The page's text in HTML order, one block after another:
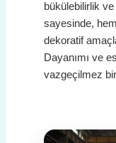
bükülebilirlik
sayesinde, hem
dekoratif
Dayanımı ve
vazgeçilmez